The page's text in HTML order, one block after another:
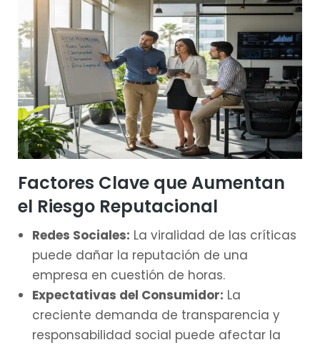
Factores Clave que Aumentan
el Riesgo Reputacional
Redes Sociales: La viralidad de las críticas
puede dañar la reputación de una
empresa en cuestión de horas.
Expectativas del Consumidor: La
creciente demanda de transparencia y
responsabilidad social puede afectar la